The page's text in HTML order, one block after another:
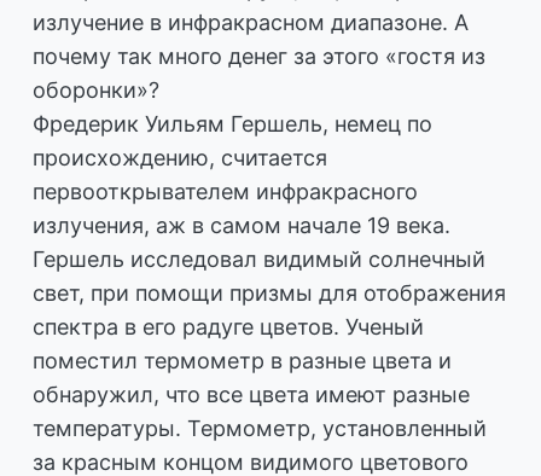
излучение в инфракрасном диапазоне. А
почему так много денег за этого «гостя из
оборонки»?
Фредерик Уильям Гершель, немец по
происхождению, считается
первооткрывателем инфракрасного
излучения, аж в самом начале 19 века.
Гершель исследовал видимый солнечный
свет, при помощи призмы для отображения
спектра в его радуге цветов. Ученый
поместил термометр в разные цвета и
обнаружил, что все цвета имеют разные
температуры. Термометр, установленный
за красным концом видимого цветового